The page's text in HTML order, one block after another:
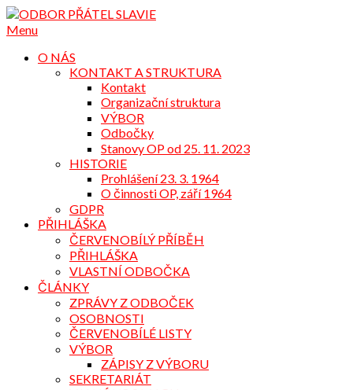
Přejdi
na
Menu
O NÁS
KONTAKT A STRUKTURA
Kontakt
Organizační struktura
VÝBOR
Odbočky
Stanovy OP od 25. 11. 2023
HISTORIE
Prohlášení 23. 3. 1964
O činnosti OP, září 1964
GDPR
PŘIHLÁŠKA
ČERVENOBÍLÝ PŘÍBĚH
PŘIHLÁŠKA
VLASTNÍ ODBOČKA
ČLÁNKY
ZPRÁVY Z ODBOČEK
OSOBNOSTI
ČERVENOBÍLÉ LISTY
VÝBOR
ZÁPISY Z VÝBORU
SEKRETARIÁT